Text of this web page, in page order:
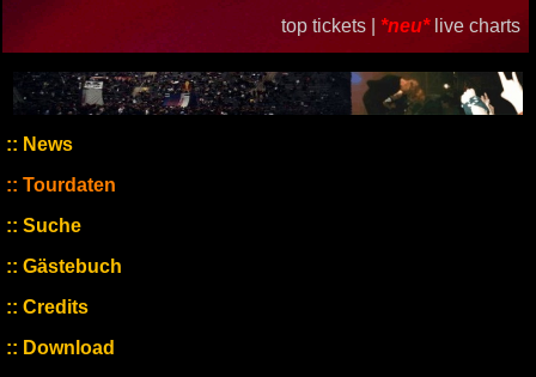
top tickets | *neu* live charts
News
Tourdaten
Suche
Gästebuch
Credits
Download